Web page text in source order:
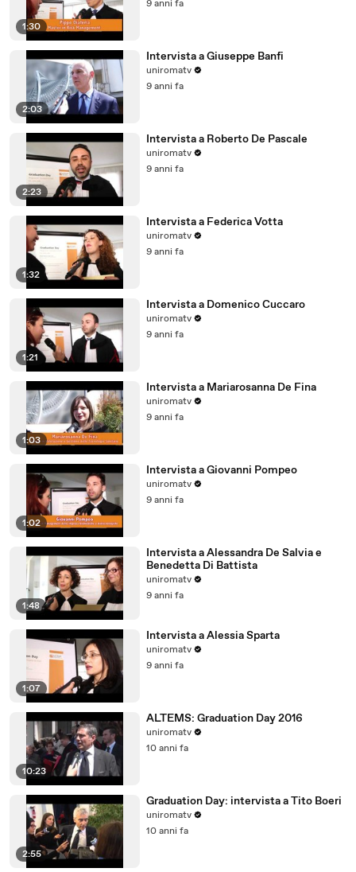
1:30
9 anni fa
2:03
Intervista a Giuseppe Banfi
uniromatv
9 anni fa
2:23
Intervista a Roberto De Pascale
uniromatv
9 anni fa
1:32
Intervista a Federica Votta
uniromatv
9 anni fa
1:21
Intervista a Domenico Cuccaro
uniromatv
9 anni fa
1:03
Intervista a Mariarosanna De Fina
uniromatv
9 anni fa
1:02
Intervista a Giovanni Pompeo
uniromatv
9 anni fa
1:48
Intervista a Alessandra De Salvia e
Benedetta Di Battista
uniromatv
9 anni fa
1:07
Intervista a Alessia Sparta
uniromatv
9 anni fa
10:23
ALTEMS: Graduation Day 2016
uniromatv
10 anni fa
2:55
Graduation Day: intervista a Tito Boeri
uniromatv
10 anni fa